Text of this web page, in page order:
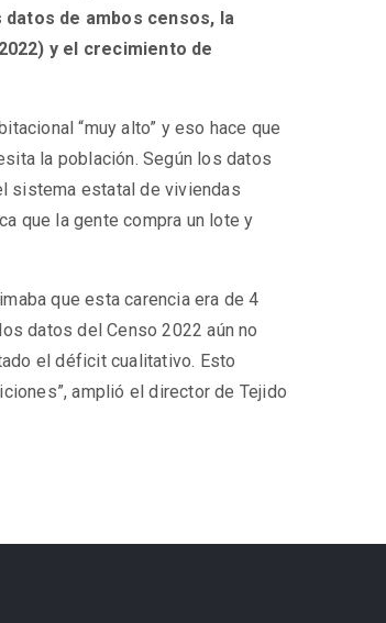
de ambos censos, la
y el crecimiento de
“muy alto” y eso hace que
la población. Según los datos
sistema estatal de viviendas
que la gente compra un lote y
que esta carencia era de 4
datos del Censo 2022 aún no
el déficit cualitativo. Esto
amplió el director de Tejido